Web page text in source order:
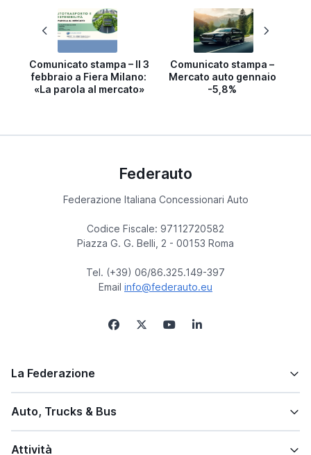
Comunicato stampa – Il 3
febbraio a Fiera Milano:
«La parola al mercato»
Comunicato stampa –
Mercato auto gennaio
-5,8%
Federauto
Federazione Italiana Concessionari Auto
Codice Fiscale: 97112720582
Piazza G. G. Belli, 2 - 00153 Roma
Tel. (+39) 06/86.325.149-397
Email info@federauto.eu
La Federazione
Auto, Trucks & Bus
Attività